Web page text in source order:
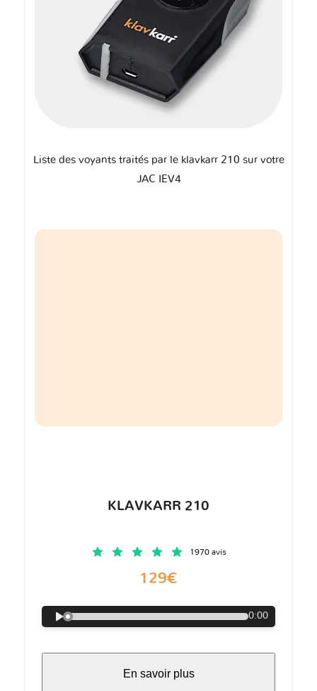
Liste des voyants traités par le klavkarr 210 sur votre
JAC IEV4
KLAVKARR 210
1970 avis
129€
0:00
En savoir plus